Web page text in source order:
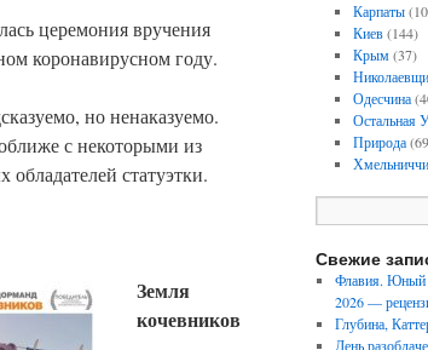
церемония вручения
коронавирусном году.
но ненаказуемо.
с некоторыми из
обладателей статуэтки.
Земля
кочевников
Карпаты
Киев(144)
Крым(37)
Одесчина
Остальная
Природа
Свежие
Флавия. Юный
2026 —
Глубина,
День